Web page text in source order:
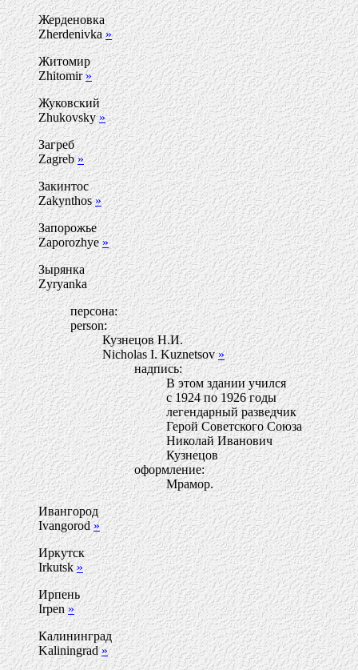
Жерденовка
Zherdenivka»
Житомир
Zhitomir»
Жуковский
Zhukovsky»
Загреб
Zagreb»
Закинтос
Zakynthos»
Запорожье
Zaporozhye»
Зырянка
Zyryanka
персона:
person:
Кузнецов Н.И.
Nicholas I. Kuznetsov»
надпись:
В этом здании учился
с 1924 по 1926 годы
легендарный разведчик
Герой Советского Союза
Николай Иванович
Кузнецов
оформление:
Мрамор.
Ивангород
Ivangorod»
Иркутск
Irkutsk»
Ирпень
Irpen»
Калининград
Kaliningrad»